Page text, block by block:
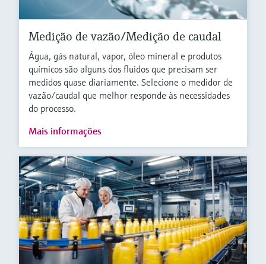
Medição de vazão/Medição de caudal
Água, gás natural, vapor, óleo mineral e produtos
químicos são alguns dos fluidos que precisam ser
medidos quase diariamente. Selecione o medidor de
vazão/caudal que melhor responde às necessidades
do processo.
Mais informações